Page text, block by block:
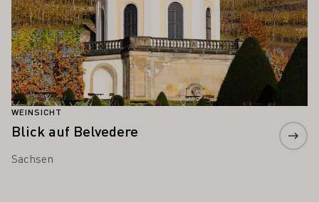
WEINSICHT
Blick auf Belvedere
Sachsen